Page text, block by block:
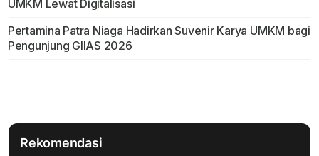
UMKM Lewat Digitalisasi
Pertamina Patra Niaga Hadirkan Suvenir Karya UMKM bagi
Pengunjung GIIAS 2026
Rekomendasi